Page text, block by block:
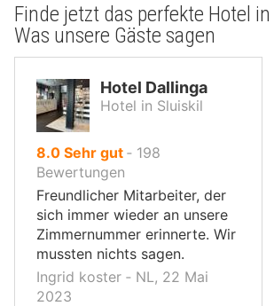
Finde jetzt das perfekte Hotel
Was unsere Gäste sagen
Hotel Dallinga
Hotel in Sluiskil
8.0von
10,
Sehr gut ‐ 198
Bewertungen
Freundlicher Mitarbeiter, der
sich immer wieder an unsere
Zimmernummer erinnerte. Wir
mussten nichts sagen.
Ingrid koster ‐ NL, 22 Mai
2023